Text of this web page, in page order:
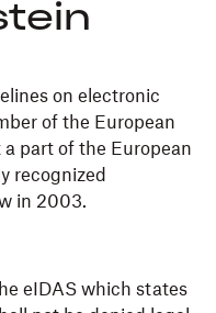
on electronic
of the European
a part of the European
recognized
in 2003.
eIDAS which states